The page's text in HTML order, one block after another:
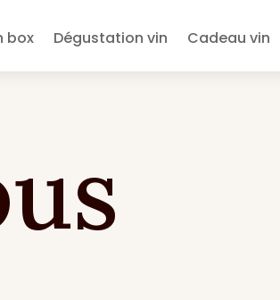
box Dégustation vin Cadeau vin